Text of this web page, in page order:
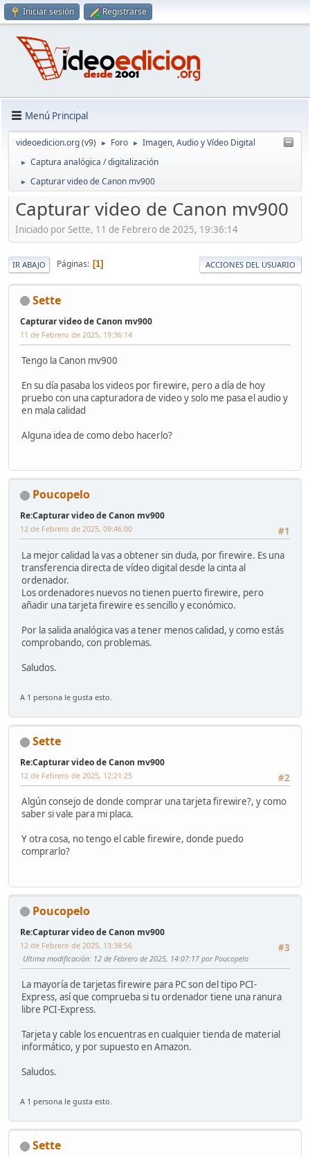
Iniciar sesión Registrarse
Menú Principal
videoedicion.org (v9) ► Foro ► Imagen, Audio y Vídeo Digital
► Captura analógica / digitalización
► Capturar video de Canon mv900
Capturar video de Canon mv900
Iniciado por Sette, 11 de Febrero de 2025, 19:36:14
IR ABAJO Páginas 1 ACCIONES DEL USUARIO
Sette
Capturar video de Canon mv900
11 de Febrero de 2025, 19:36:14
Tengo la Canon mv900
En su día pasaba los videos por firewire, pero a día de hoy
pruebo con una capturadora de video y solo me pasa el audio y
en mala calidad
Alguna idea de como debo hacerlo?
Poucopelo
Re:Capturar video de Canon mv900
#1
12 de Febrero de 2025, 09:46:00
La mejor calidad la vas a obtener sin duda, por firewire. Es una
transferencia directa de vídeo digital desde la cinta al
ordenador.
Los ordenadores nuevos no tienen puerto firewire, pero
añadir una tarjeta firewire es sencillo y económico.
Por la salida analógica vas a tener menos calidad, y como estás
comprobando, con problemas.
Saludos.
A 1 persona le gusta esto.
Sette
Re:Capturar video de Canon mv900
#2
12 de Febrero de 2025, 12:21:25
Algún consejo de donde comprar una tarjeta firewire?, y como
saber si vale para mi placa.
Y otra cosa, no tengo el cable firewire, donde puedo
comprarlo?
Poucopelo
Re:Capturar video de Canon mv900
#3
12 de Febrero de 2025, 13:38:56
Ultima modificación: 12 de Febrero de 2025, 14:07:17 por Poucopelo
La mayoría de tarjetas firewire para PC son del tipo PCI-
Express, así que comprueba si tu ordenador tiene una ranura
libre PCI-Express.
Tarjeta y cable los encuentras en cualquier tienda de material
informático, y por supuesto en Amazon.
Saludos.
A 1 persona le gusta esto.
Sette